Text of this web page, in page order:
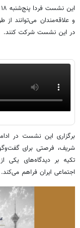
و علاقه‌مندان می‌توانند
در این نشست شرکت کنند.
برگزاری این نشست در
شریف، فرصتی برای
تکیه بر دیدگاه‌های یکی
اجتماعی ایران فراهم می‌کند.